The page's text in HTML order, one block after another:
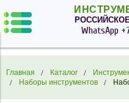
WhatsApp
Главная Каталог
Наборы инструментов